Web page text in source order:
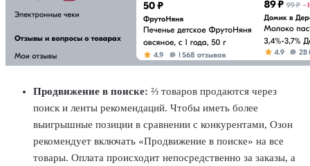
Продвижение в поиске: ⅔ товаров продаются через
поиск и ленты рекомендаций. Чтобы иметь более
выигрышные позиции в сравнении с конкурентами, Озон
рекомендует включать «Продвижение в поиске» на все
товары. Оплата происходит непосредственно за заказы, а